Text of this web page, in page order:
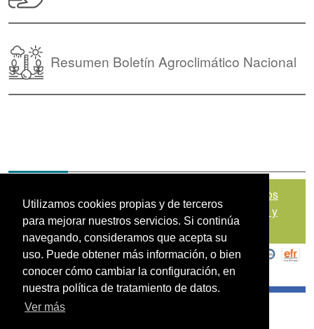
Utilizamos cookies propias y de terceros
para mejorar nuestros servicios. Si continúa
navegando, consideramos que acepta su
uso. Puede obtener más información, o bien
conocer cómo cambiar la configuración, en
nuestra política de tratamiento de datos.
Ver más
Resumen Boletín Agroclimático Nacional
Política de Tratamiento de Datos
Personales|Políticas de Seguridad, Términos y
Condiciones de Uso